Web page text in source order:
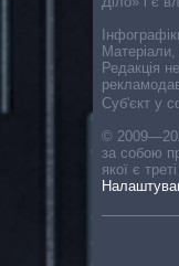
Cуб'єкт у
©
за собою
якої є
Редакція